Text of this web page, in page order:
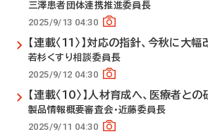
三澤患者団体連携推進委員長
2025/9/13 04:30
【連載〈11〉】対応の指針、今秋に大幅
若杉くすり相談委員長
2025/9/12 04:30
【連載〈10〉】人材育成へ、医療者と
製品情報概要審査会・近藤委員長
2025/9/11 04:30